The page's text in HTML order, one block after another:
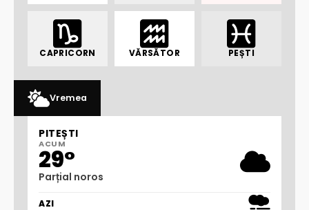
CAPRICORN VĂRSĂTOR PEȘTI
Vremea
PITEȘTI
ACUM
29°
Parțial noros
AZI